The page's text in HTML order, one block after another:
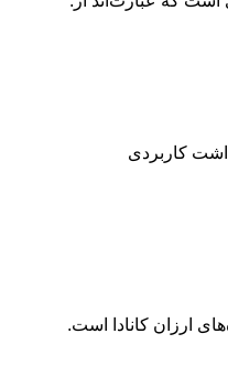
کاربردی
ارزان کانادا است.